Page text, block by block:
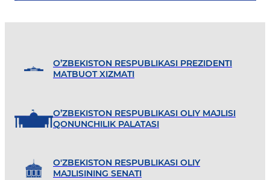
O’ZBEKISTON RESPUBLIKASI PREZIDENTI
MATBUOT XIZMATI
O’ZBEKISTON RESPUBLIKASI OLIY MAJLISI
QONUNCHILIK PALATASI
O'ZBEKISTON RESPUBLIKASI OLIY
MAJLISINING SENATI